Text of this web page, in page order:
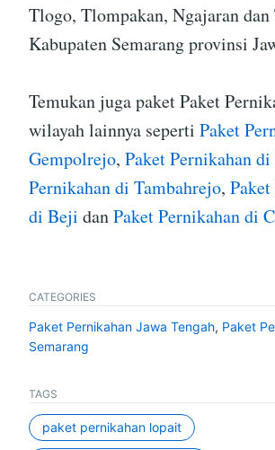
Tlogo, Tlompakan, Ngajaran dan
Kabupaten Semarang provinsi
Temukan juga paket Paket
wilayah lainnya seperti Paket
Gempolrejo, Paket Pernikahan di
Pernikahan di Tambahrejo,
di Beji danPaket Pernikahan di
CATEGORIES
Paket Pernikahan Jawa Tengah, Paket
Semarang
TAGS
paket pernikahan lopait